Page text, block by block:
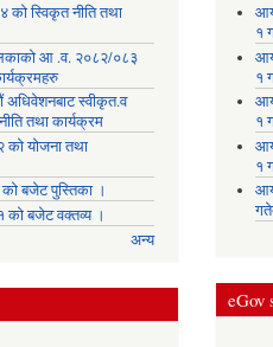
स्विकृत नीति तथा
आ .व. २०८२/०८३
अधिवेशनबाट स्वीकृत.व
तथा कार्यक्रम
योजना तथा
बजेट पुस्तिका ।
बजेट वक्तव्य ।
अन्य
१
१
१
१
eGov